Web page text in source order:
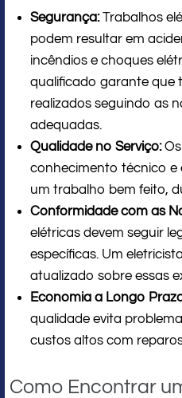
Segurança:Trabalhos
podem resultar em
incêndios e choques
qualificado garante que
realizados seguindo as
adequadas.
Qualidade no Serviço:Os
conhecimento técnico e
um trabalho bem feito,
Conformidade com as
elétricas devem seguir
específicas. Um
atualizado sobre essas
Economia a Longo
qualidade evita
custos altos com
Como Encontrar